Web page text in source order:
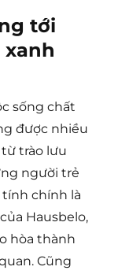
tới
sống chất
được nhiều
trào lưu
người trẻ
tính chính là
Hausbelo,
hòa thành
Cũng